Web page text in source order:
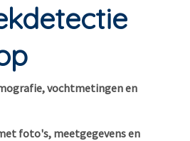
vochtmetingen en
foto's, meetgegevens en